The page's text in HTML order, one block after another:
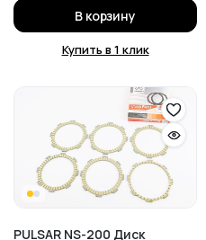
В корзину
Купить в 1 клик
PULSAR NS-200 Диск